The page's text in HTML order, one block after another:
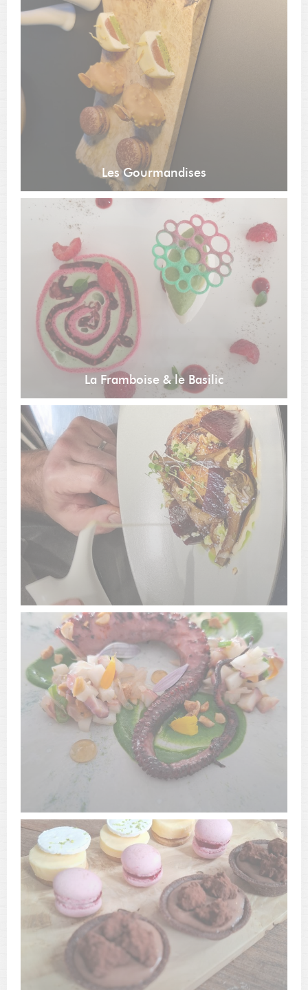
Les Gourmandises
La Framboise & le Basilic